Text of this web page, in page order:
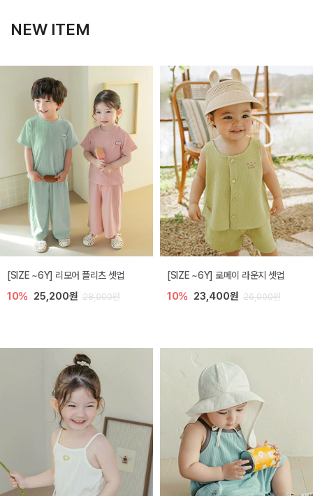
NEW ITEM
[SIZE ~6Y] 리모어 플리츠 셋업
10% 25,200원 28,000원
[SIZE ~6Y] 로메이 라운지 셋업
10% 23,400원 26,000원